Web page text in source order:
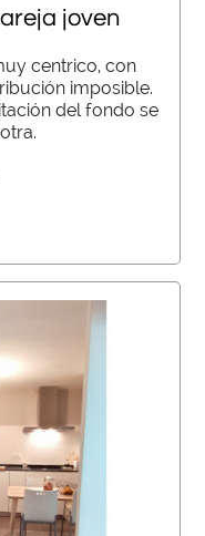
joven
centrico, con
imposible.
del fondo se